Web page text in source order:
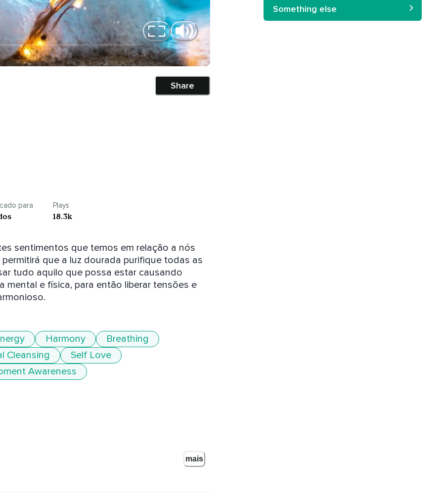
Share
para Plays
18.3k
sentimentos que temos em relação a nós
que a luz dourada purifique todas as
tudo aquilo que possa estar causando
e física, para então liberar tensões e
Harmony
Breathing
Cleansing
Self Love
Awareness
mais
Something else